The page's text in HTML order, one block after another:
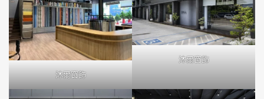
沐爾窗飾
沐爾窗飾